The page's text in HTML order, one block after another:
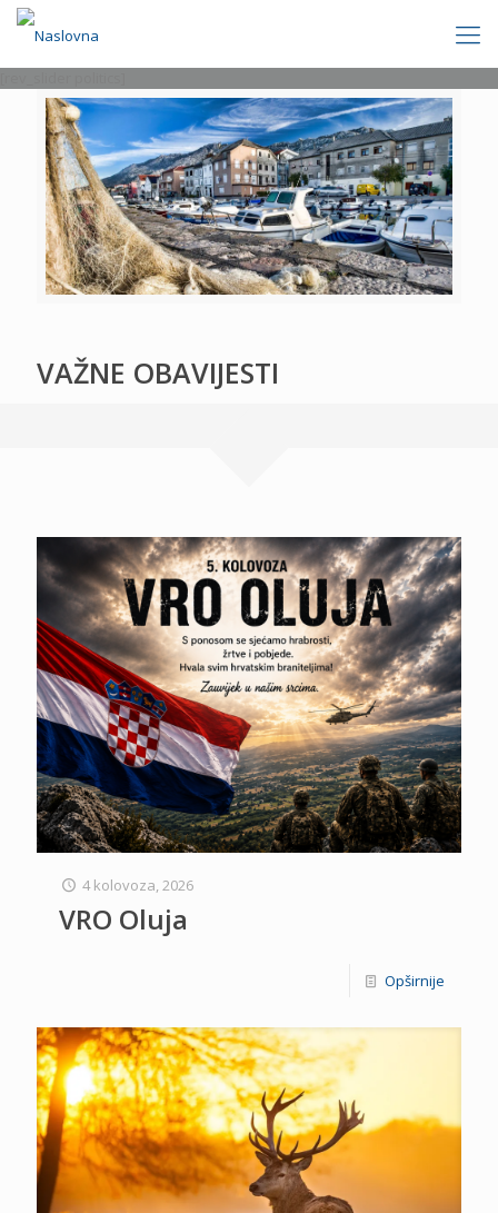
VAŽNE OBAVIJESTI
4 kolovoza, 2026
VRO Oluja
Opširnije